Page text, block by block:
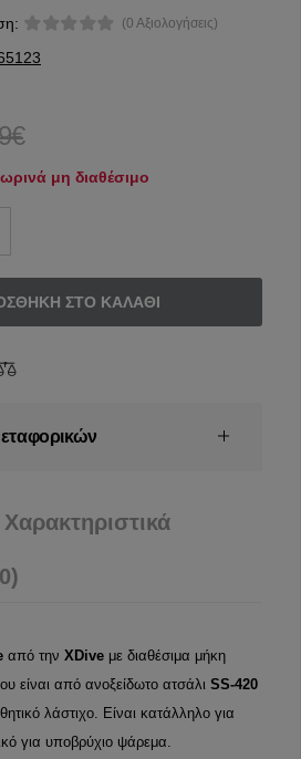
(0 Αξιολογήσεις)
μη διαθέσιμο
ΣΤΟ ΚΑΛΆΘΙ
Χαρακτηριστικά
από την XDive με διαθέσιμα μήκη
είναι από ανοξείδωτο ατσάλι SS-420
λάστιχο. Είναι κατάλληλο για
για υποβρύχιο ψάρεμα.